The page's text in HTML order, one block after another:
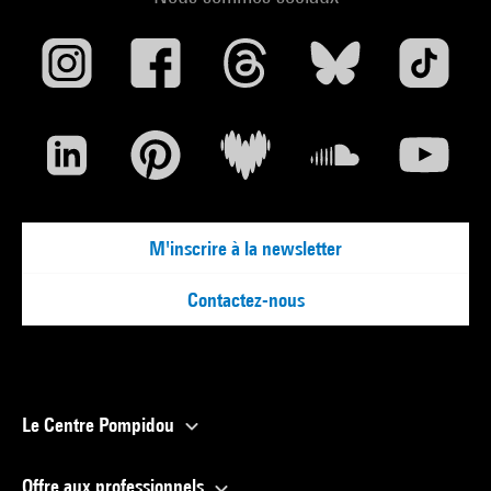
habitants de Lima, la capitale. Un barman déjà âgé prépare
un Pisco Amer, un
comptoir, si l’on entend beaucoup des choses, on peut aussi
se sentir
Nombreux sont les
meilleure, et condamnés à rester toujours pauvres. Mais ils
cirent les chaussures pendant des heures, comme Henry,
M'inscrire à la newsletter
Contactez-nous
Le Centre Pompidou
Offre aux professionnels